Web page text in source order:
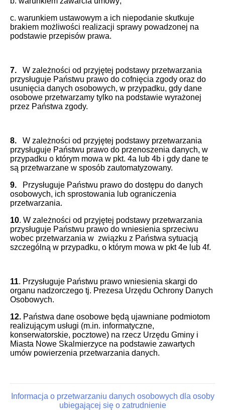
c. warunkiem ustawowym a ich niepodanie skutkuje
brakiem możliwości realizacji sprawy powadzonej na
podstawie przepisów prawa.
7. W zależności od przyjętej podstawy przetwarzania
przysługuje Państwu prawo do cofnięcia zgody oraz do
usunięcia danych osobowych, w przypadku, gdy dane
osobowe przetwarzamy tylko na podstawie wyrażonej
przez Państwa zgody.
8. W zależności od przyjętej podstawy przetwarzania
przysługuje Państwu prawo do przenoszenia danych, w
przypadku o którym mowa w pkt. 4a lub 4b i gdy dane te
są przetwarzane w sposób zautomatyzowany.
9.
Przysługuje Państwu prawo do dostępu do danych
osobowych, ich sprostowania lub ograniczenia
przetwarzania.
10. W zależności od przyjętej podstawy przetwarzania
przysługuje Państwu prawo do wniesienia sprzeciwu
wobec przetwarzania w związku z Państwa sytuacją
szczególną w przypadku, o którym mowa w pkt 4e lub 4f.
11. Przysługuje Państwu prawo wniesienia skargi do
organu nadzorczego tj. Prezesa Urzędu Ochrony Danych
Osobowych.
12. Państwa dane osobowe będą ujawniane podmiotom
realizującym usługi (m.in. informatyczne,
konserwatorskie, pocztowe) na rzecz Urzędu Gminy i
Miasta Nowe Skalmierzyce na podstawie zawartych
umów powierzenia przetwarzania danych.
Informacja o przetwarzaniu danych osobowych dla osoby
ubiegającej się o zatrudnienie